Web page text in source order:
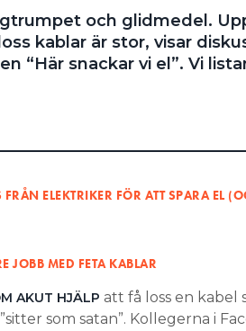
och glidmedel.
kablar är stor, visar
“Här snackar vi el”. Vi
ELEKTRIKER FÖR ATT SPARA EL
JOBB MED FETA KABLAR
AKUT HJÄLP att få loss en kabel
som satan”. Kollegerna i